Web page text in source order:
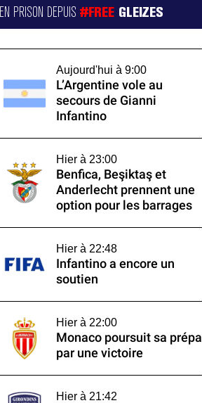
EN PRISON DEPUIS#FREE GLEIZES
Aujourd'hui à 9:00
L’Argentine vole au
secours de Gianni
Infantino
Hier à 23:00
Benfica, Beşiktaş et
Anderlecht prennent une
option pour les barrages
Hier à 22:48
Infantino a encore un
soutien
Hier à 22:00
Monaco poursuit sa prépa
par une victoire
Hier à 21:42